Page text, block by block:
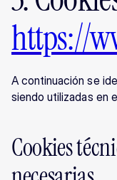
https://
A continuación se
siendo utilizadas en
Cookies